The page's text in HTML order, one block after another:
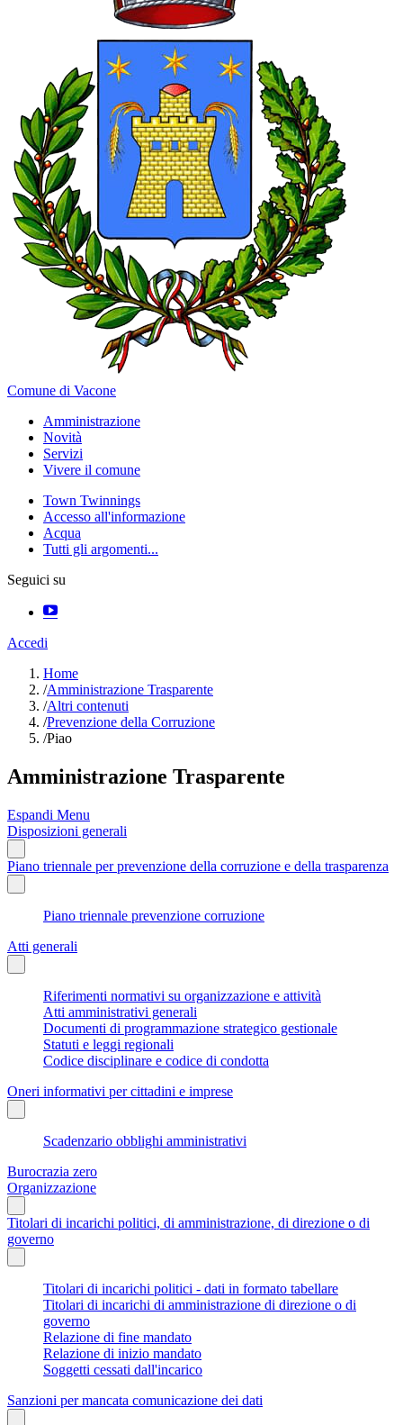
Comune di Vacone
Amministrazione
Novità
Servizi
Vivere il comune
Town Twinnings
Accesso all'informazione
Acqua
Tutti gli argomenti...
Seguici su
Accedi
Home
/Amministrazione Trasparente
/Altri contenuti
/Prevenzione della Corruzione
/Piao
Amministrazione Trasparente
Espandi Menu
Disposizioni generali
Piano triennale per prevenzione della corruzione e della trasparenza
Piano triennale prevenzione corruzione
Atti generali
Riferimenti normativi su organizzazione e attività
Atti amministrativi generali
Documenti di programmazione strategico gestionale
Statuti e leggi regionali
Codice disciplinare e codice di condotta
Oneri informativi per cittadini e imprese
Scadenzario obblighi amministrativi
Burocrazia zero
Organizzazione
Titolari di incarichi politici, di amministrazione, di direzione o di
governo
Titolari di incarichi politici - dati in formato tabellare
Titolari di incarichi di amministrazione di direzione o di
governo
Relazione di fine mandato
Relazione di inizio mandato
Soggetti cessati dall'incarico
Sanzioni per mancata comunicazione dei dati